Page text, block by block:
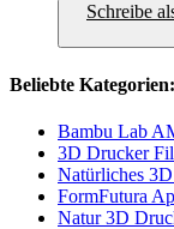
Schreibe
Beliebte Kategorien:
Bambu Lab
3D Drucker
Natürliches
FormFutura
Natur 3D